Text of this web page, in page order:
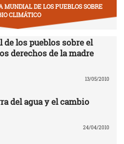
MUNDIAL DE LOS PUEBLOS SOBRE
CLIMÁTICO
los pueblos sobre el
derechos de la madre
13/05/2010
del agua y el cambio
24/04/2010